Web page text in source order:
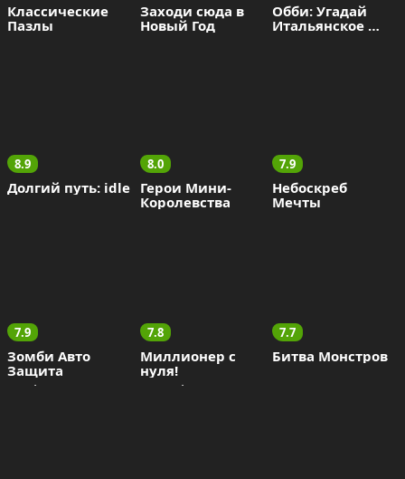
Классические
Пазлы
Заходи сюда в
Новый Год
Обби: Угадай
Итальянское
8.9
Долгий путь: idle
8.0
Герои Мини-
Королевства
7.9
Небоскреб
Мечты
7.9
Зомби Авто
Защита
7.8
Миллионер с
нуля!
7.7
Битва Монстров